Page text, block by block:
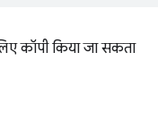
कॉपी किया जा सकता